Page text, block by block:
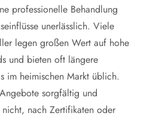
professionelle Behandlung
unerlässlich. Viele
legen großen Wert auf hohe
und bieten oft längere
im heimischen Markt üblich.
sorgfältig und
nach Zertifikaten oder